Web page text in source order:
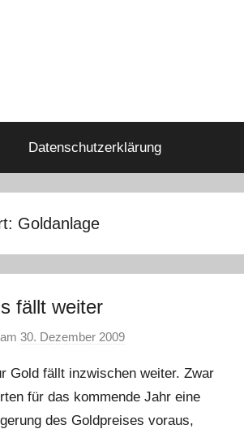
Datenschutzerklärung
Goldanlage
fällt weiter
30. Dezember 2009v
n
C
h
Gold fällt inzwischen weiter. Zwar
für das kommende Jahr eine
des Goldpreises voraus,